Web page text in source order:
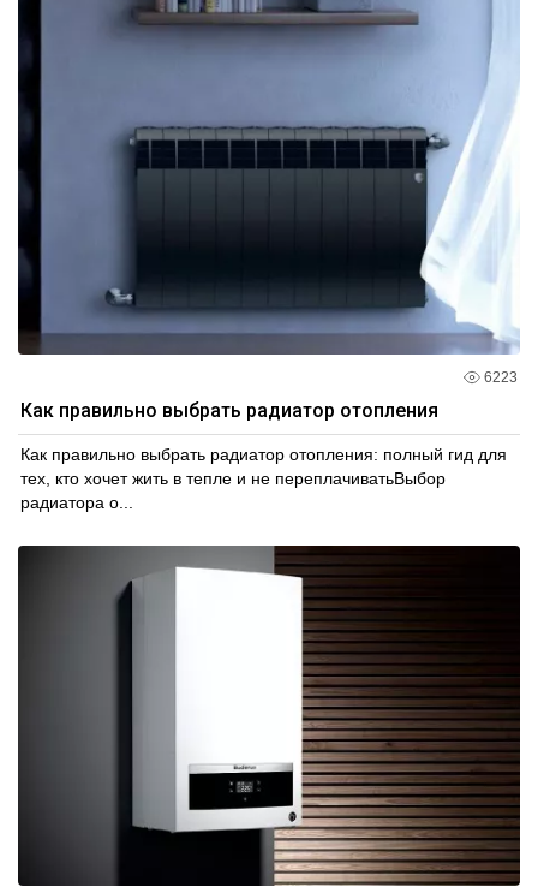
6223
Как правильно выбрать радиатор отопления
Как правильно выбрать радиатор отопления: полный гид для
тех, кто хочет жить в тепле и не переплачиватьВыбор
радиатора о...